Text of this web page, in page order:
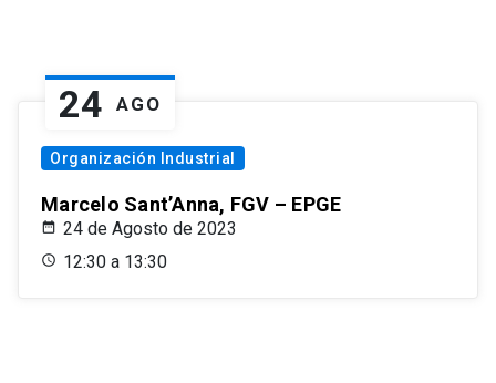
24 AGO
Organización Industrial
Marcelo Sant’Anna, FGV – EPGE
24 de Agosto de 2023
12:30 a 13:30